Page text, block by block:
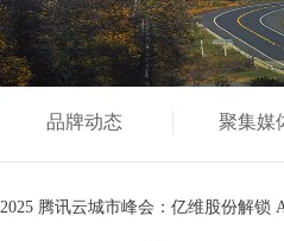
品牌动态 聚集媒
2025 腾讯云城市峰会：亿维股份解锁